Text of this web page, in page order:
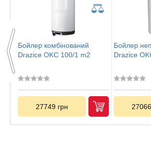
Бойлер комбінований
Drazice OKC 100/1 m2
27749 грн
Бойлер
Drazice